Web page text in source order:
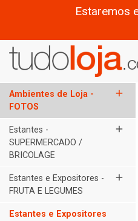
Estaremos
Ambientes de Loja -
FOTOS
add
Estantes -
SUPERMERCADO /
BRICOLAGE
add
Estantes e Expositores -
FRUTA E LEGUMES
add
Estantes e Expositores